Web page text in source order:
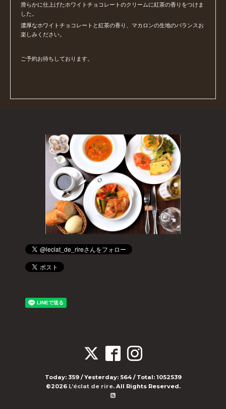
滑らかに仕上げたホワイトチョコレートのクリームに紅茶の香りをつけま
した。
濃厚なホワイトチョコレートと紅茶の香り、マカロンの生地のバランスお
楽しみください。
ご予約お待ちしております。
Today: 359/ Yesterday: 564/ Total: 1052539
©2026 L’éclat de rire. All Rights Reserved.